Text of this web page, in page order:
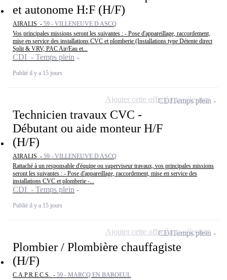
et autonome H:F (H/F)
AIRALIS - 59 - VILLENEUVE D ASCQ
Vos principales missions seront les suivantes : - Pose d'appareillage, raccordement,
mise en service des installations CVC et plomberie (Installations type Détente direct
Split & VRV, PAC Air/Eau et...
CDI - Temps plein
Publié il y a 15 jours
Technicien travaux CVC -
Débutant ou aide monteur H/F
(H/F)
AIRALIS - 59 - VILLENEUVE D ASCQ
Rattaché à un responsable d'équipe ou superviseur travaux, vos principales missions
seront les suivantes : - Pose d'appareillage, raccordement, mise en service des
installations CVC et plomberie -...
CDI - Temps plein
Publié il y a 15 jours
CDITemps plein
Ajouter cette offre à ma sélection
Plombier / Plombière chauffagiste
(H/F)
C.A.P.R.E.C.S. - 59 - MARCQ EN BAROEUL
CDITemps plein
Ajouter cette offre à ma sélection